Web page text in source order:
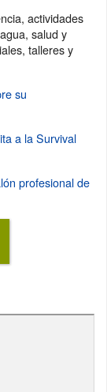
actividades
salud y
talleres y
su
a la Survival
profesional de